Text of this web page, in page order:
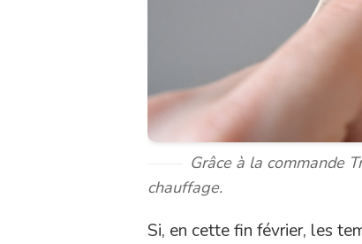
Grâce à la commande
chauffage.
Si, en cette fin février, les